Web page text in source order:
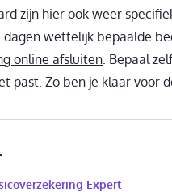
zijn hier ook weer
dagen wettelijk bepaalde
online afsluiten . Bepaal
past. Zo ben je klaar voor
Expert